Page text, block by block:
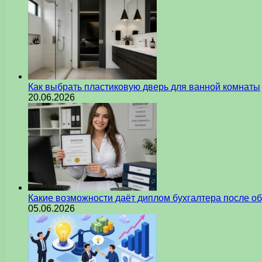
Как выбрать пластиковую дверь для ванной комнаты
20.06.2026
Какие возможности даёт диплом бухгалтера после
05.06.2026